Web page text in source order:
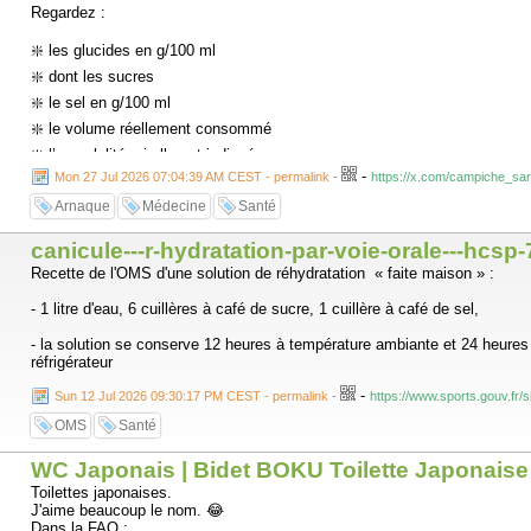
Regardez :
❇️ les glucides en g/100 ml
❇️ dont les sucres
❇️ le sel en g/100 ml
❇️ le volume réellement consommé
❇️ l’osmolalité, si elle est indiquée.
L’étiquette mentionne souvent le sel, pas le sodium.
Pour convertir :
sodium ≈ sel ÷ 2,5
Ainsi, 0,20 g de sel/100 ml correspondent à environ 0,80 g de sodium par
À titre de comparaison, une solution de réhydratation orale OMS
traiter.
Et là nous trouvons à la dernière situation, l’utilité réelle des SRO👇
Sarah Campiche MD
@campiche_sarah
·
18 juil.
21/22
Mon 27 Jul 2026 07:04:39 AM CEST - permalink - - https://x.com/
Arnaque Médecine Santé
canicule---r-hydratation-par-voie-orale---hcsp-
Recette de l'OMS d'une solution de réhydratation « faite maison » :
- 1 litre d'eau, 6 cuillères à café de sucre, 1 cuillère à café de sel,
- la solution se conserve 12 heures à température ambiante et 24
réfrigérateur
Sun 12 Jul 2026 09:30:17 PM CEST - permalink - - https://www.sports.gouv.fr/
OMS Santé
WC Japonais | Bidet BOKU Toilette Japonaise
Toilettes japonaises.
J'aime beaucoup le nom. 😂